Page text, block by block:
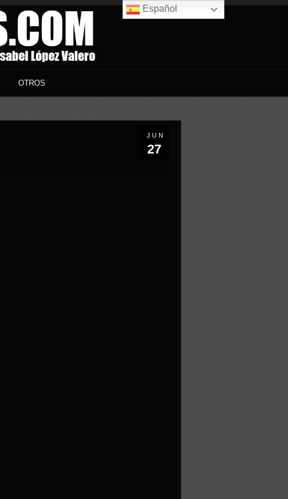
OTROS
JUN
27
Español